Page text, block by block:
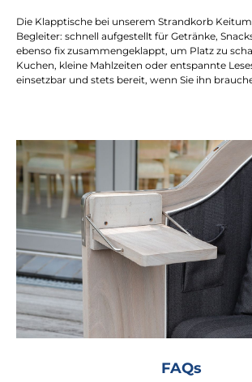
Die Klapptische bei unserem Strandkorb
Begleiter: schnell aufgestellt für Getränke,
ebenso fix zusammengeklappt, um Platz zu
Kuchen, kleine Mahlzeiten oder entspannte
einsetzbar und stets bereit, wenn Sie ihn
FAQs